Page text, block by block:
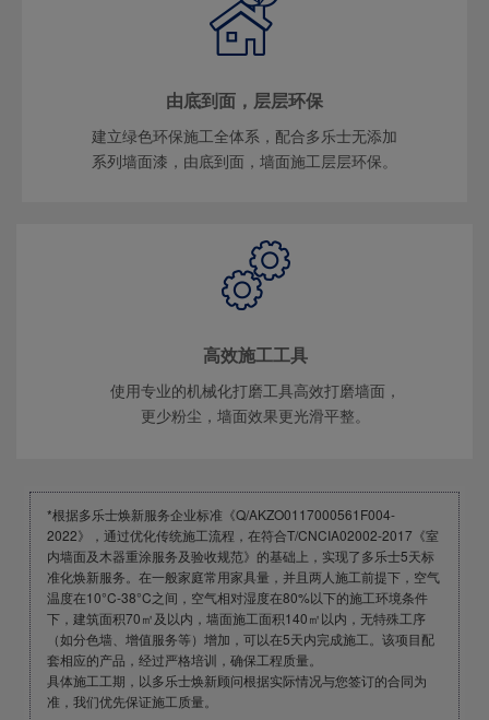
由底到面，层层环保
建立绿色环保施工全体系，配合多乐士无添加
系列墙面漆，由底到面，墙面施工层层环保。
高效施工工具
使用专业的机械化打磨工具高效打磨墙面，
更少粉尘，墙面效果更光滑平整。
*根据多乐士焕新服务企业标准《Q/AKZO0117000561F004-
2022》，通过优化传统施工流程，在符合T/CNCIA02002-2017《室
内墙面及木器重涂服务及验收规范》的基础上，实现了多乐士5天标
准化焕新服务。在一般家庭常用家具量，并且两人施工前提下，空气
温度在10°C-38°C之间，空气相对湿度在80%以下的施工环境条件
下，建筑面积70㎡及以内，墙面施工面积140㎡以内，无特殊工序
（如分色墙、增值服务等）增加，可以在5天内完成施工。该项目配
套相应的产品，经过严格培训，确保工程质量。
具体施工工期，以多乐士焕新顾问根据实际情况与您签订的合同为
准，我们优先保证施工质量。